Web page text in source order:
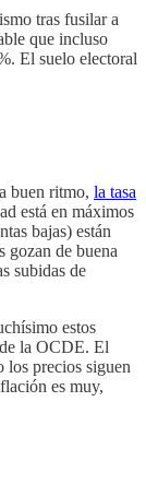
tras fusilar a
que incluso
El suelo electoral
buen ritmo, la tasa
está en máximos
bajas) están
gozan de buena
subidas de
estos
la OCDE. El
los precios siguen
es muy,